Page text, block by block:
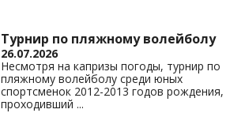
Турнир по пляжному волейболу
26.07.2026
Несмотря на капризы погоды, турнир по
пляжному волейболу среди юных
спортсменок 2012-2013 годов рождения,
проходивший ...